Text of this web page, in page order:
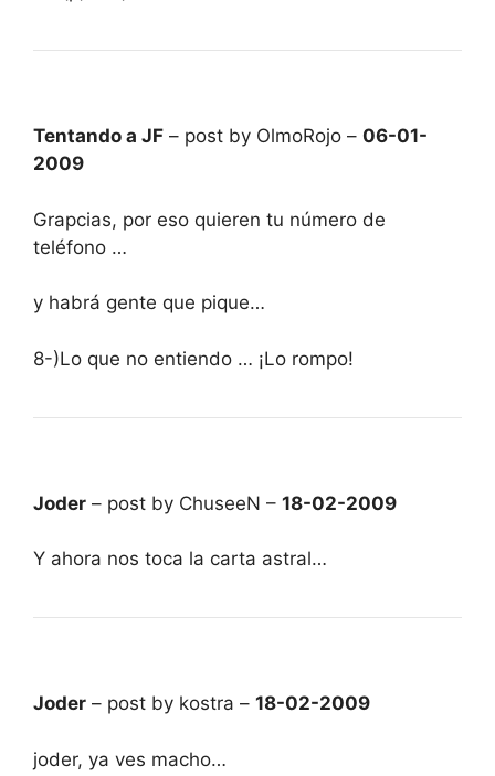
Tentando a JF – post by OlmoRojo – 06-01-
2009
Grapcias, por eso quieren tu número de
teléfono …
y habrá gente que pique…
8-)Lo que no entiendo … ¡Lo rompo!
Joder – post by ChuseeN – 18-02-2009
Y ahora nos toca la carta astral…
Joder – post by kostra – 18-02-2009
joder, ya ves macho…